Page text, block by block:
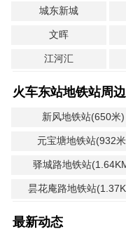
城东新城
文晖
江河汇
火车东站地铁站周
新风地铁站(650米)
元宝塘地铁站(932
驿城路地铁站
昙花庵路地铁站
最新动态